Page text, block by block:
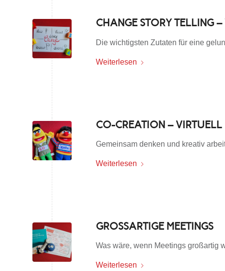
CHANGE STORY TELLING
Die wichtigsten Zutaten für eine
Weiterlesen
CO-CREATION –
Gemeinsam denken und kreativ
Weiterlesen
GROSSARTIGE MEETINGS
Was wäre, wenn Meetings großartig
Weiterlesen